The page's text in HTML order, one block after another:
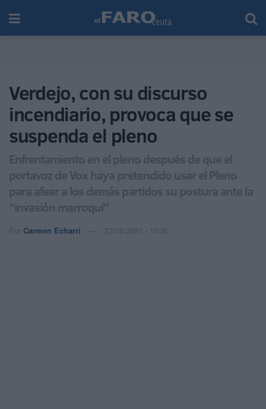
Verdejo, con su discurso
incendiario, provoca que se
suspenda el pleno
Enfrentamiento en el pleno después de que el
portavoz de Vox haya pretendido usar el Pleno
para afear a los demás partidos su postura ante la
“invasión marroquí”
Por Carmen Echarri 27/05/2021 - 10:30